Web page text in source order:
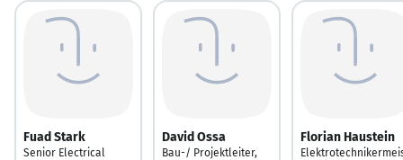
Fuad Stark
Senior Electrical
David Ossa
Bau-/ Projektleiter,
Florian Haustein